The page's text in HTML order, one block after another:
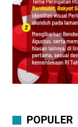
POPULER